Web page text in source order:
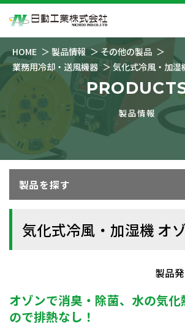
HOME 製品情報
その他の製品
業務用冷却・送風機器
気化式冷風・加湿
製品情報
製品を探す
気化式冷風・加湿機 オ
製品
オゾンで消臭・除菌、水の気化
ので排熱なし！